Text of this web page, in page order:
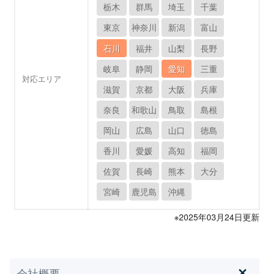
対応エリア
栃木
群馬 埼玉
千葉
東京
神奈川 新潟
富山
石川
福井 山梨
長野
岐阜
静岡 愛知
三重
滋賀
京都 大阪
兵庫
奈良
和歌山 鳥取
島根
岡山
広島 山口
徳島
香川
愛媛 高知
福岡
佐賀
長崎 熊本
大分
宮崎
鹿児島 沖縄
※2025年03月24日更新